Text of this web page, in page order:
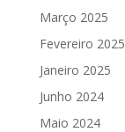
Março 2025
Fevereiro 2025
Janeiro 2025
Junho 2024
Maio 2024